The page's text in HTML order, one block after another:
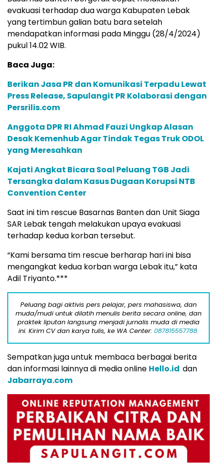
evakuasi terhadap dua warga Kabupaten Lebak
yang tertimbun galian batu bara setelah
mendapatkan informasi pada Minggu (28/4/2024)
pukul 14.02 WIB.
Baca Juga:
Berikan Jasa PR dan Komunikasi Terpadu Lewat
Press Release, Sapulangit PR Kolaborasi dengan
Persrilis.com
Anggota DPR RI Ahmad Fauzi Ungkap Alasan
Desak Kemenhub Agar Tindak Tegas Truk ODOL
yang Meresahkan
Kajati Angkat Bicara Soal Peluang TGB Jadi
Tersangka dalam Kasus Dugaan Korupsi NTB
Convention Center
Saat ini tim rescue Basarnas Banten dan Unit Siaga
SAR Lebak tengah melakukan upaya evakuasi
terhadap kedua korban tersebut.
“Kami bersama tim rescue berharap hari ini bisa
mengangkat kedua korban warga Lebak itu,” kata
Adil Triyanto.***
Peluang bagi aktivis pers pelajar, pers mahasiswa, dan
muda/mudi untuk dilatih menulis berita secara online, dan
praktek liputan langsung menjadi jurnalis muda di media
ini. Kirim CV dan karya tulis, ke WA Center: 087815557788.
Sempatkan juga untuk membaca berbagai berita
dan informasi lainnya di media online Hello.id dan
Jabarraya.com